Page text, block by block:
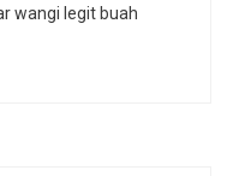
wangi legit buah